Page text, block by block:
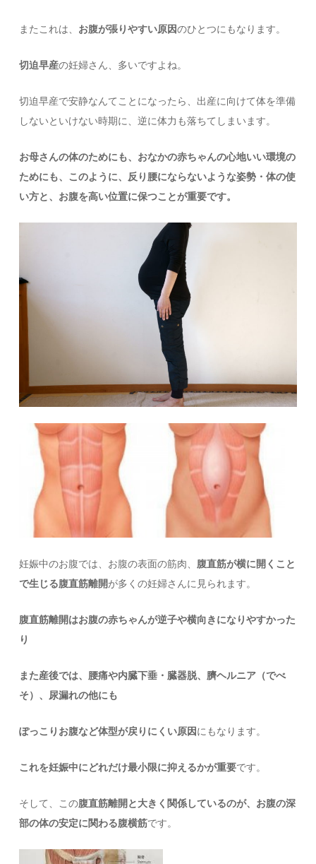
またこれは、 お腹が張りやすい原因のひとつにもなります。
切迫早産の妊婦さん、多いですよね。
切迫早産で安静なんてことになったら、出産に向けて体を準備
しないといけない時期に、逆に体力も落ちてしまいます。
お母さんの体のためにも、おなかの赤ちゃんの心地いい環境の
ためにも、このように、反り腰にならないような姿勢・体の使
い方と、お腹を高い位置に保つことが重要です。
妊娠中のお腹では、お腹の表面の筋肉、 腹直筋が横に開くこと
で生じる腹直筋離開が多くの妊婦さんに見られます。
腹直筋離開はお腹の赤ちゃんが逆子や横向きになりやすかった
り
また産後では、腰痛や内臓下垂・臓器脱、臍ヘルニア（でべ
そ）、尿漏れの他にも
ぽっこりお腹など体型が戻りにくい原因にもなります。
これを妊娠中にどれだけ最小限に抑えるかが重要です。
そして、この腹直筋離開と大きく関係しているのが、お腹の深
部の体の安定に関わる腹横筋です。